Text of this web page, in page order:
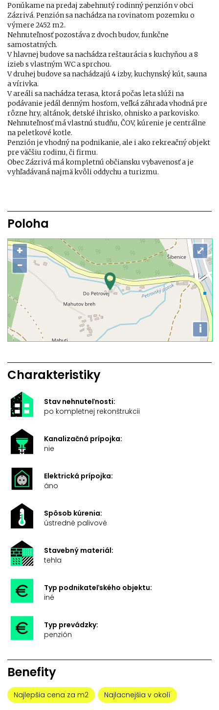
Ponúkame na predaj zabehnutý rodinný penziónv obci
Zázrivá. Penzión sa nachádza na rovinatom pozemku o
výmere 2452 m2.
Nehnuteľnosť pozostáva z dvoch budov, funkčne
samostatných.
V hlavnej budove sa nachádza reštaurácia s kuchyňou a 8
izieb s vlastným WC a sprchou.
V druhej budove sa nachádzajú 4 izby, kuchynský kút, sauna
a vírivka.
V areáli sa nachádza terasa, ktorá počas leta slúži na
podávanie jedál denným hosťom, veľká záhrada vhodná pre
rôzne hry, altánok, detské ihrisko, ohnisko a parkovisko.
Nehnuteľnosť má vlastnú studňu, ČOV, kúrenie je centrálne
na peletkové kotle.
Penzión je vhodný na podnikanie, ale i ako rekreačný objekt
pre väčšiu rodinu, či firmu.
Obec Zázrivá má kompletnú občiansku vybavenosť a je
vyhľadávaná najmä kvôli oddychu a turizmu.
Poloha
+
−
i
⤢
Charakteristiky
Stav nehnuteľnosti:
po kompletnej rekonštrukcii
Kanalizačná prípojka:
nie
Elektrická prípojka:
áno
Spôsob kúrenia:
ústredné palivové
Stavebný materiál:
tehla
Typ podnikateľského objektu:
iné
Typ prevádzky:
penzión
Benefity
Najlepšia cena za m2 Najlacnejšia v okolí